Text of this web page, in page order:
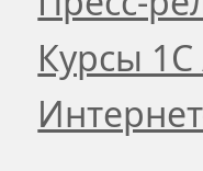
Курсы